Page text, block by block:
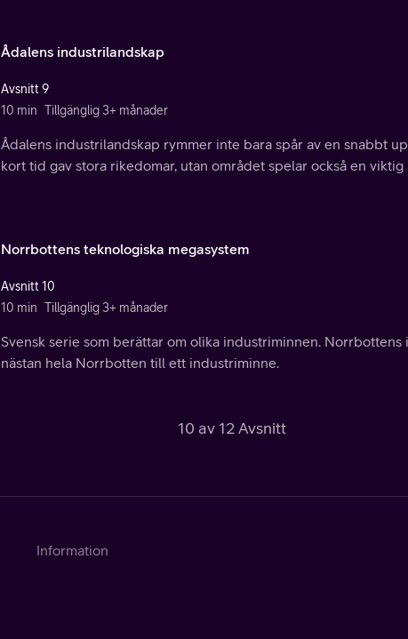
Ådalens industrilandskap
Avsnitt 9
10 min Tillgänglig 3+ månader
Ådalens industrilandskap rymmer inte bara spår av en snabbt
kort tid gav stora rikedomar, utan området spelar också en
Norrbottens teknologiska megasystem
Avsnitt 10
10 min Tillgänglig 3+ månader
Svensk serie som berättar om olika industriminnen.
nästan hela Norrbotten till ett industriminne.
10 av 12 Avsnitt
Information